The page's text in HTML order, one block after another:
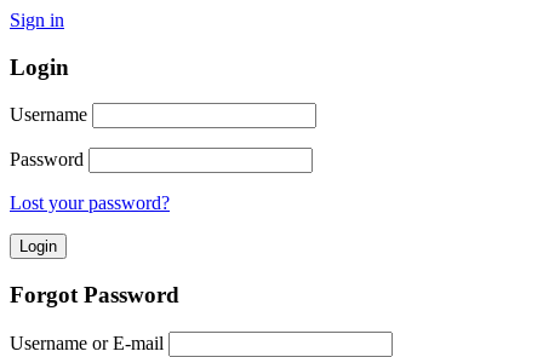
Sign in
Login
Username
Password
Lost your password?
Forgot Password
Username or E-mail